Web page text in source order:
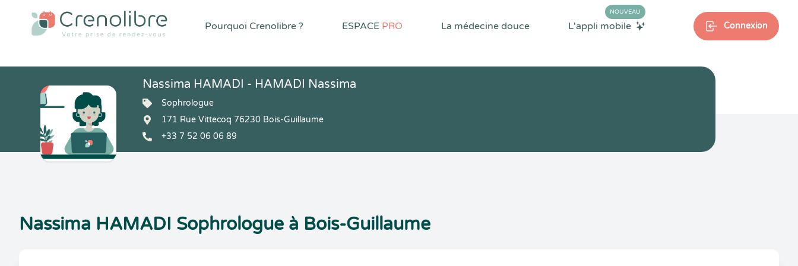
Pourquoi Crenolibre ? ESPACE PRO La médecine douce L'appli mobile
NOUVEAU
Connexion
Nassima HAMADI - HAMADI Nassima
Sophrologue
171 Rue Vittecoq 76230 Bois-Guillaume
+33 7 52 06 06 89
Nassima HAMADI Sophrologue à Bois-Guillaume